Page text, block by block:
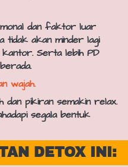
tidak akan minder lagi
Serta lebih PD
wajah.
segala bentuk
DETOX INI: